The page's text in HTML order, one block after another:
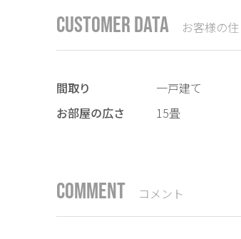
CUSTOMER DATA お客様の
間取り
一戸建て
お部屋の広さ
15畳
COMMENT コメント